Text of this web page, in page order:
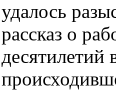
удалось
рассказ о
десятилетий